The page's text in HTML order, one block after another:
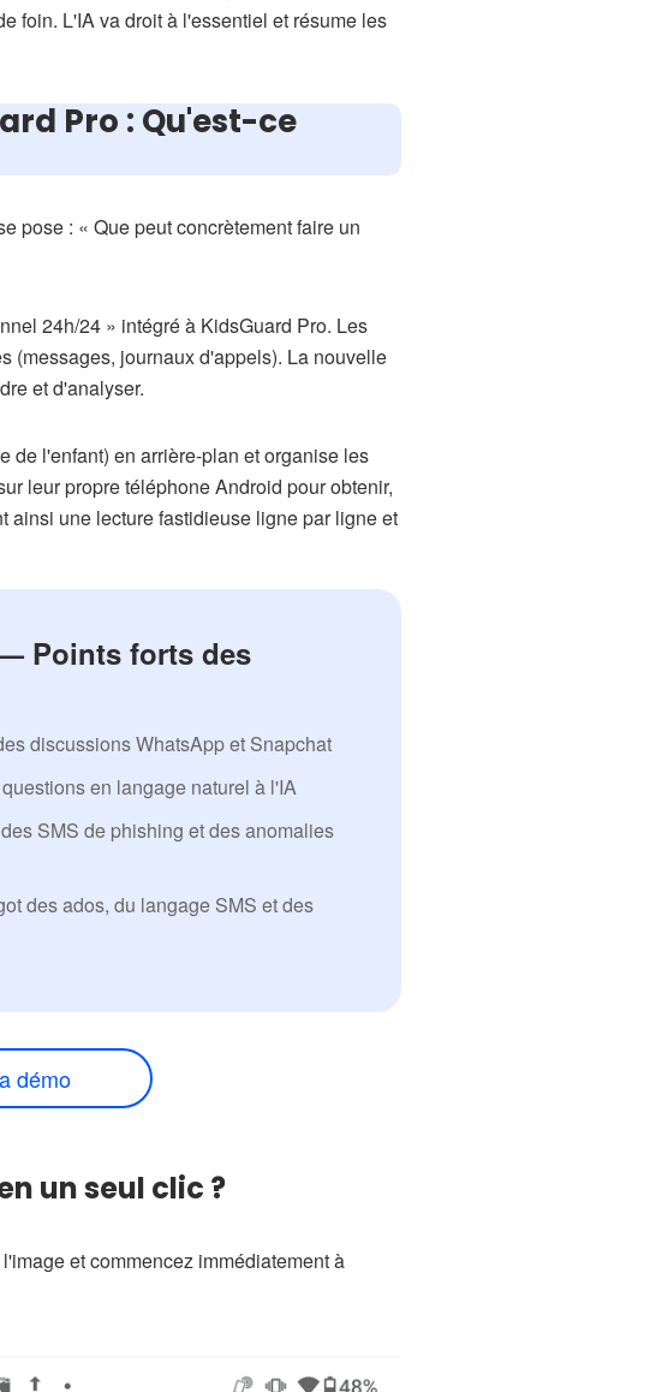
foin. L'IA va droit à l'essentiel et résume les
Pro : Qu'est-ce
pose : « Que peut concrètement faire un
24h/24 » intégré à KidsGuard Pro. Les
(messages, journaux d'appels). La nouvelle
et d'analyser.
de l'enfant) en arrière-plan et organise les
leur propre téléphone Android pour obtenir,
ainsi une lecture fastidieuse ligne par ligne et
Points forts des
discussions WhatsApp et Snapchat
en langage naturel à l'IA
SMS de phishing et des anomalies
des ados, du langage SMS et des
démo
un seul clic ?
et commencez immédiatement à